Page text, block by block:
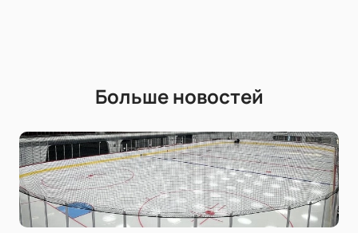
Больше новостей